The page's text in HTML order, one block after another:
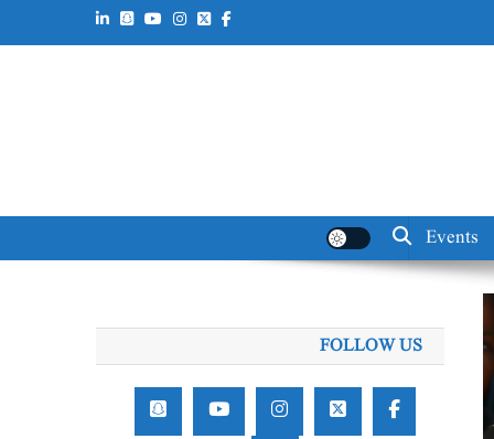
Events
FOLLOW US